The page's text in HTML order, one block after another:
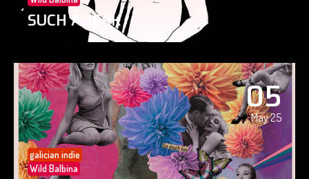
SUCH A JERK
05
May 25
galician indie
Wild Balbina